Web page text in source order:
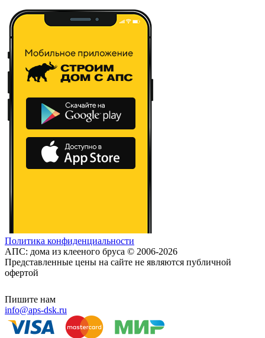
Политика конфиденциальности
АПС: дома из клееного бруса © 2006-2026
Представленные цены на сайте не являются публичной
офертой
Пишите нам
info@aps-dsk.ru